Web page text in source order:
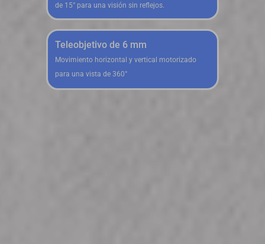
de 15° para una visión sin reflejos.
Teleobjetivo de 6 mm
Movimiento horizontal y vertical motorizado
para una vista de 360°